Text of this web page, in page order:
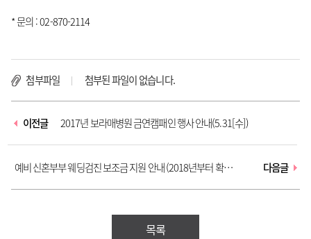
* 문의 : 02-870-2114
첨부파일 첨부된 파일이 없습니다.
이전글 2017년 보라매병원 금연캠패인 행사 안내(5.31[수])
예비 신혼부부 웨딩검진 보조금 지원 안내 (2018년부터 확대시
행)
다음글
목록